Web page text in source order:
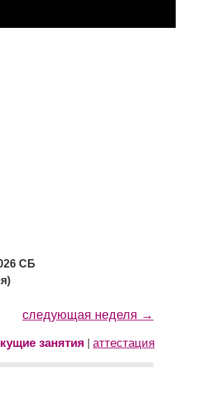
СБ
следующая неделя →
занятия аттестация